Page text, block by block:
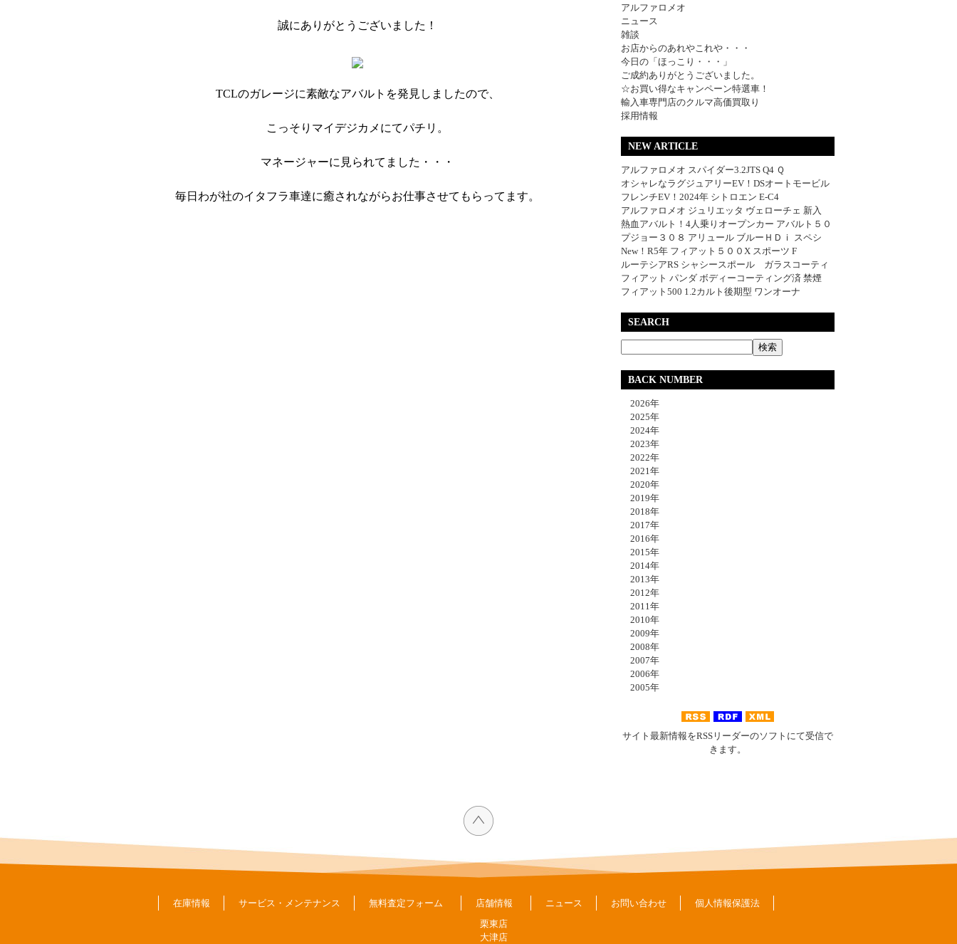
誠にありがとうございました！
TCLのガレージに素敵なアバルトを発見しましたので、
こっそりマイデジカメにてパチリ。
マネージャーに見られてました・・・
毎日わが社のイタフラ車達に癒されながらお仕事させてもらってます。
アルファロメオ
ニュース
雑談
お店からのあれやこれや・・・
今日の「ほっこり・・・」
ご成約ありがとうございました。
☆お買い得なキャンペーン特選車！
輸入車専門店のクルマ高価買取り
採用情報
NEW ARTICLE
アルファロメオ スパイダー3.2JTS Q4 Ｑ
オシャレなラグジュアリーEV！DSオートモービル
フレンチEV！2024年 シトロエン E-C4
アルファロメオ ジュリエッタ ヴェローチェ 新入
熱血アバルト！4人乗りオープンカー アバルト５０
プジョー３０８ アリュール ブルーＨＤｉ スペシ
New！R5年 フィアット５００X スポーツ F
ルーテシアRS シャシースポール ガラスコーティ
フィアット パンダ ボディーコーティング済 禁煙
フィアット500 1.2カルト後期型 ワンオーナ
SEARCH
BACK NUMBER
2026年
2025年
2024年
2023年
2022年
2021年
2020年
2019年
2018年
2017年
2016年
2015年
2014年
2013年
2012年
2011年
2010年
2009年
2008年
2007年
2006年
2005年
サイト最新情報をRSSリーダーのソフトにて受信で
きます。
在庫情報 サービス・メンテナンス 無料査定フォーム
店舗情報
栗東店
大津店
ニュース お問い合わせ 個人情報保護法